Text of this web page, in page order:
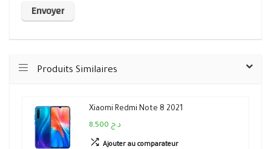
Produits Similaires
Xiaomi Redmi Note 8 2021
8,500 د.ج
Ajouter au comparateur